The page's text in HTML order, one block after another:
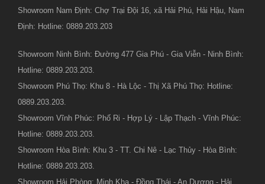
Showroom Nam Định: Chợ Trại Đội 16, xã Hải Phú, Hải Hậu, Nam
Định: Hotline: 0889.203.203
Showroom Ninh Bình: Đường 477 Gia Phú - Gia Viễn - Ninh Bình:
Hotline: 0889.203.203.
Showroom Phú Thọ: Khu 8 - Hà Lộc - Thị Xã Phú Thọ: Hotline:
0889.203.203.
Showroom Vĩnh Phúc: Phố Ri - Hợp Lý - Lập Thạch - Vĩnh Phúc:
Hotline: 0889.203.203.
Showroom Hòa Bình: Khu 3 - TT. Chi Nê - Lạc Thủy - Hòa Bình:
Hotline: 0889.203.203.
Showroom Hải Phòng: Minh Kha - Đồng Thái - An Dương - Hải